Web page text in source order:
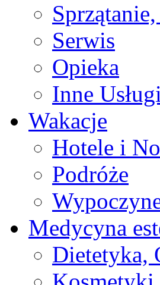
Serwis
Opieka
Inne Usługi
Wakacje
Hotele i
Podróże
Medycyna
Dietetyka,